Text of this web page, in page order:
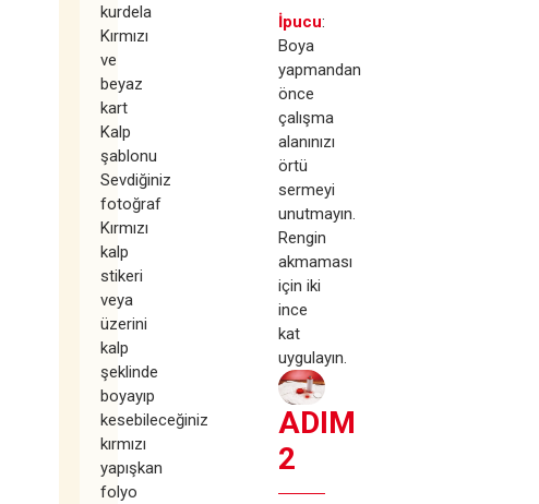
kurdela
Kırmızı
ve
beyaz
kart
Kalp
şablonu
Sevdiğiniz
fotoğraf
Kırmızı
kalp
stikeri
veya
üzerini
kalp
şeklinde
boyayıp
kesebileceğiniz
kırmızı
yapışkan
folyo
İpucu:
Boya
yapmandan
önce
çalışma
alanınızı
örtü
sermeyi
unutmayın.
Rengin
akmaması
için iki
ince
kat
uygulayın.
ADIM
2